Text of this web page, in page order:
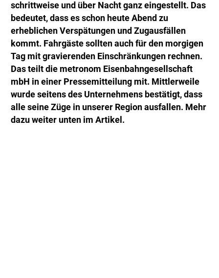
schrittweise und über Nacht ganz eingestellt. Das
bedeutet, dass es schon heute Abend zu
erheblichen Verspätungen und Zugausfällen
kommt. Fahrgäste sollten auch für den morgigen
Tag mit gravierenden Einschränkungen rechnen.
Das teilt die metronom Eisenbahngesellschaft
mbH in einer Pressemitteilung mit. Mittlerweile
wurde seitens des Unternehmens bestätigt, dass
alle seine Züge in unserer Region ausfallen. Mehr
dazu weiter unten im Artikel.